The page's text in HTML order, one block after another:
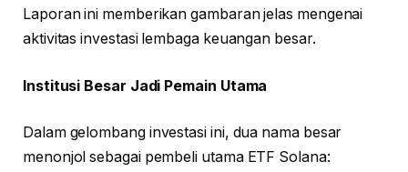
Laporan ini memberikan gambaran jelas mengenai
aktivitas investasi lembaga keuangan besar.
Institusi Besar Jadi Pemain Utama
Dalam gelombang investasi ini, dua nama besar
menonjol sebagai pembeli utama ETF Solana: